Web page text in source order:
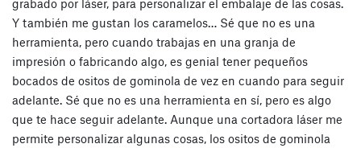
grabado por láser, para personalizar el embalaje de las cosas.
Y también me gustan los caramelos… Sé que no es una
herramienta, pero cuando trabajas en una granja de
impresión o fabricando algo, es genial tener pequeños
bocados de ositos de gominola de vez en cuando para seguir
adelante. Sé que no es una herramienta en sí, pero es algo
que te hace seguir adelante. Aunque una cortadora láser me
permite personalizar algunas cosas, los ositos de gominola